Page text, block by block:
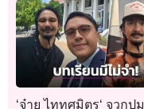
‘จ๋าย ไททศมิตร‘ จวกปม